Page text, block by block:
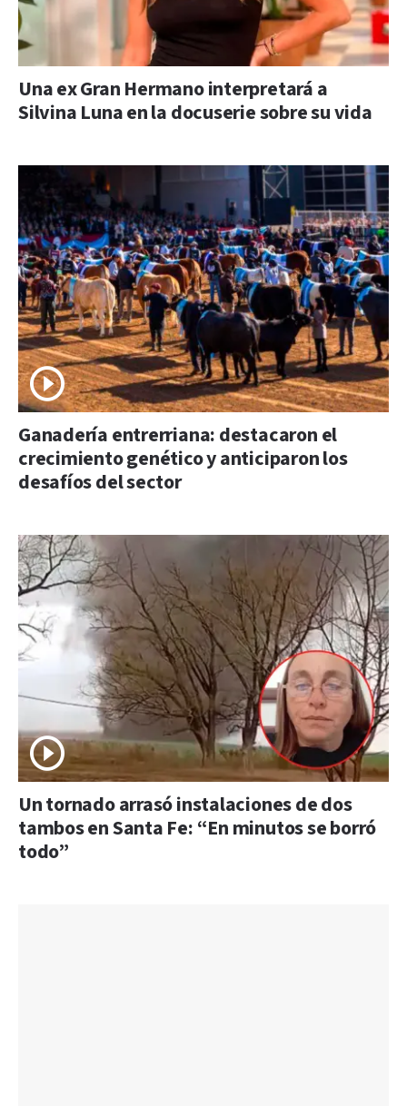
Una ex Gran Hermano interpretará a
Silvina Luna en la docuserie sobre su vida
Ganadería entrerriana: destacaron el
crecimiento genético y anticiparon los
desafíos del sector
Un tornado arrasó instalaciones de dos
tambos en Santa Fe: “En minutos se borró
todo”